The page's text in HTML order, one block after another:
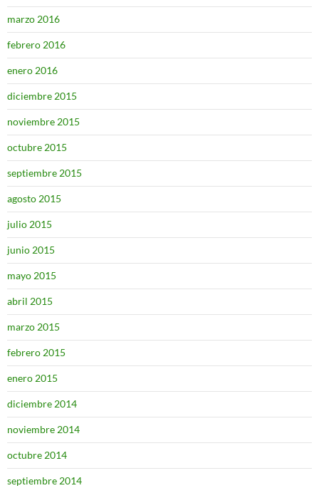
marzo 2016
febrero 2016
enero 2016
diciembre 2015
noviembre 2015
octubre 2015
septiembre 2015
agosto 2015
julio 2015
junio 2015
mayo 2015
abril 2015
marzo 2015
febrero 2015
enero 2015
diciembre 2014
noviembre 2014
octubre 2014
septiembre 2014